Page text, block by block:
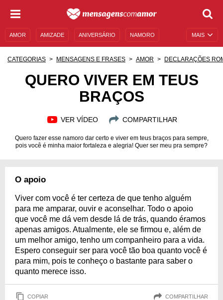
MAIS
AMOR AMIZADE ANIVERSÁRIO NAMORO
MENSAGENS DE ANIVERSÁRIO
CATEGORIAS MENSAGENS E FRASES AMOR DECLARAÇÕES
QUERO VIVER EM TEUS
BRAÇOS
VER VÍDEO COMPARTILHAR
Quero fazer esse namoro dar certo e viver em teus braços para sempre,
pois você é minha maior fortaleza e alegria! Quer ser meu pra sempre?
O apoio
Viver com você é ter certeza de que tenho alguém
para me amparar, ouvir e aconselhar. Todo o apoio
que você me dá vem desde lá de trás, quando éramos
apenas amigos. Atualmente, ele se firmou e, além de
um melhor amigo, tenho um companheiro para a vida.
Espero conseguir ser para você tão boa quanto você é
para mim, pois te conheço o bastante para saber o
quanto merece isso.
COPIAR COMPARTILHAR